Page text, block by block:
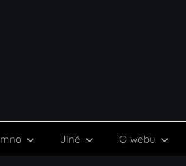
Jiné O webu